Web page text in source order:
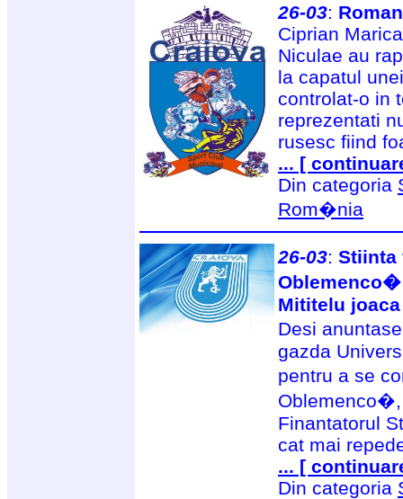
26-03:
Ciprian
Niculae au
la capatul
controlat-o in
reprezentati
rusesc fiind
... [
Din categoria
Rom�nia
26-03: Stiinta
Oblemenco�
Mititelu
Desi
gazda
pentru a se
Oblemenco�,
Finantatorul
cat mai
... [
Din categoria